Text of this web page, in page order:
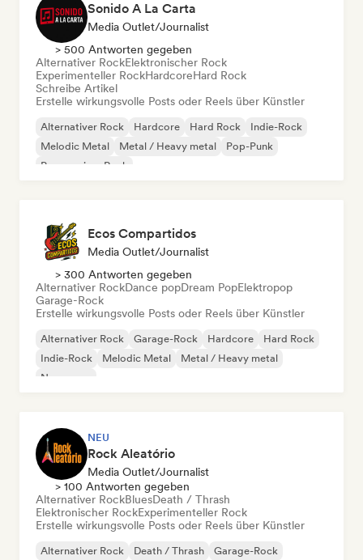
Sonido A La Carta
Media Outlet/Journalist
> 500 Antworten gegeben
Alternativer RockElektronischer Rock
Experimenteller RockHardcoreHard Rock
Schreibe Artikel
Erstelle wirkungsvolle Posts oder Reels über Künstler
Alternativer Rock Hardcore Hard Rock
Indie-Rock
Melodic Metal
Metal / Heavy metal
Pop-Punk
Progressiver Rock
Ecos Compartidos
Media Outlet/Journalist
> 300 Antworten gegeben
Alternativer RockDance popDream PopElektropop
Garage-Rock
Erstelle wirkungsvolle Posts oder Reels über Künstler
Alternativer Rock Garage-Rock Hardcore
Hard Rock
Indie-Rock
Melodic Metal
Metal / Heavy metal
New wave
NEU
Rock Aleatório
Media Outlet/Journalist
> 100 Antworten gegeben
Alternativer RockBluesDeath / Thrash
Elektronischer RockExperimenteller Rock
Erstelle wirkungsvolle Posts oder Reels über Künstler
Alternativer Rock Death / Thrash Garage-Rock